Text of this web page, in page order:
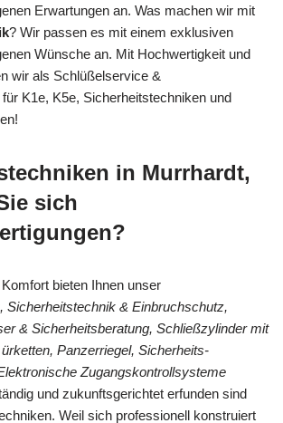
Erwartungen an. Was machen wir mit
? Wir passen es mit einem exklusiven
Wünsche an. Mit Hochwertigkeit und
wir als Schlüßelservice &
K1e, K5e, Sicherheitstechniken und
in Murrhardt,
sich
bieten Ihnen unser
Sicherheitstechnik & Einbruchschutz,
& Sicherheitsberatung, Schließzylinder mit
Panzerriegel, Sicherheits-
Zugangskontrollsysteme
und zukunftsgerichtet erfunden sind
Weil sich professionell konstruiert